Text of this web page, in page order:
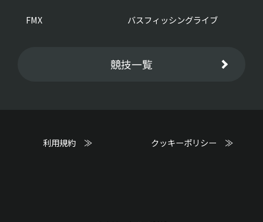
FMX バスフィッシングライブ
競技一覧
利用規約 ≫ クッキーポリシー ≫